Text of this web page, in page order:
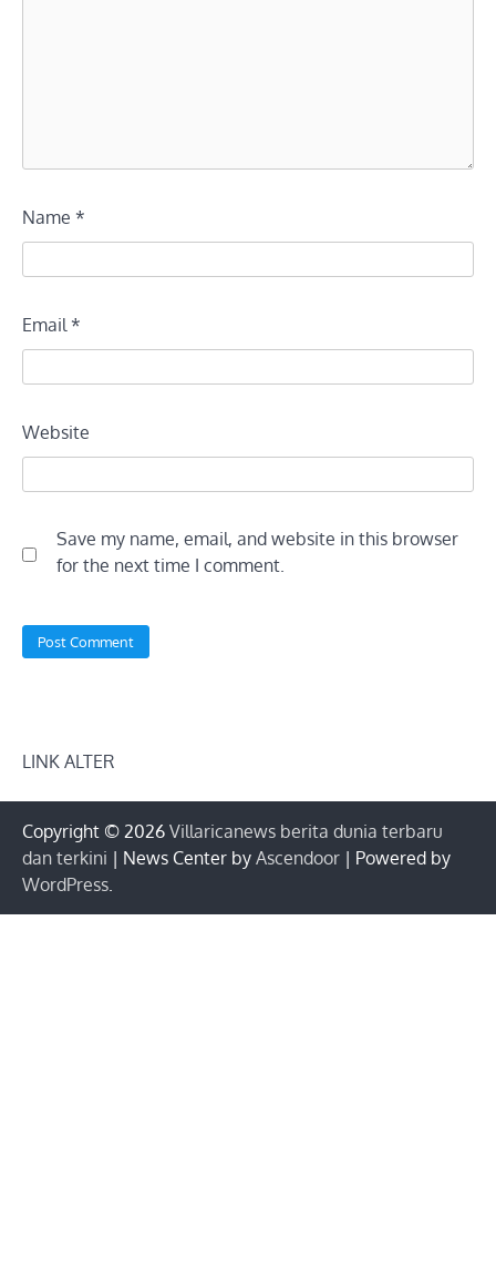
Name *
Email*
Website
Save my name, email, and website in this browser
for the next time I comment.
LINK ALTER
Copyright © 2026 Villaricanews berita dunia terbaru
dan terkini | News Center by Ascendoor | Powered by
WordPress